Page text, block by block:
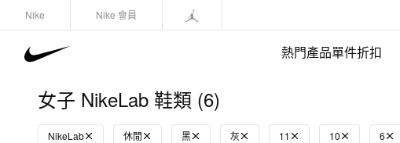
Nike Nike 會員
熱門產品單件折扣
女子 NikeLab 鞋類 (6)
NikeLab 休閒 黑 灰 11 10 6